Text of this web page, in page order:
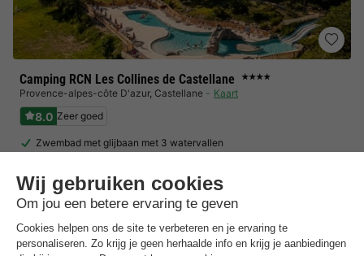
Camping RCN Les Collines de Castellane ★★★★
Provence-alpes-côte D'azur, Castellane Kaart
8.0 Zeer goed
Zwembad met glijbaan met 3 watervallen
Buiten fitnessruimte en tennisbaan